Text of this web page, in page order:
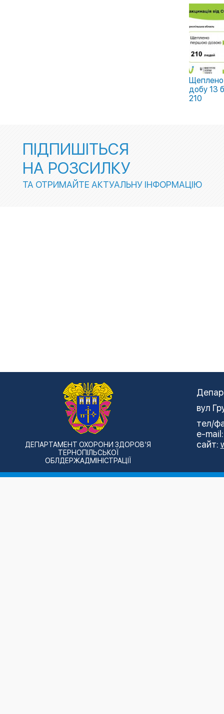
Щеплено
добу 13
210
ПІДПИШІТЬСЯ
НА РОЗСИЛКУ
ТА ОТРИМАЙТЕ АКТУАЛЬНУ ІНФОРМАЦІЮ
ДЕПАРТАМЕНТ ОХОРОНИ ЗДОРОВ’Я
ТЕРНОПІЛЬСЬКОЇ
ОБЛДЕРЖАДМІНІСТРАЦІЇ
вул
тел/
e-
сайт: